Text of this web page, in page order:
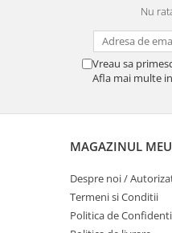
Nu
Vreau sa
Afla mai multe in
MAGAZINUL MEU
Despre noi /
Termeni si Conditii
Politica de